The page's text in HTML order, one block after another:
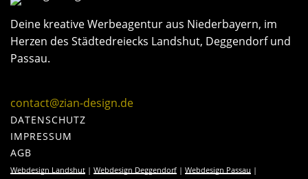
Deine kreative Werbeagentur aus Niederbayern, im
Herzen des Städtedreiecks Landshut, Deggendorf und
Passau.
contact@zian-design.de
DATENSCHUTZ
IMPRESSUM
AGB
Webdesign Landshut |Webdesign Deggendorf |Webdesign Passau |